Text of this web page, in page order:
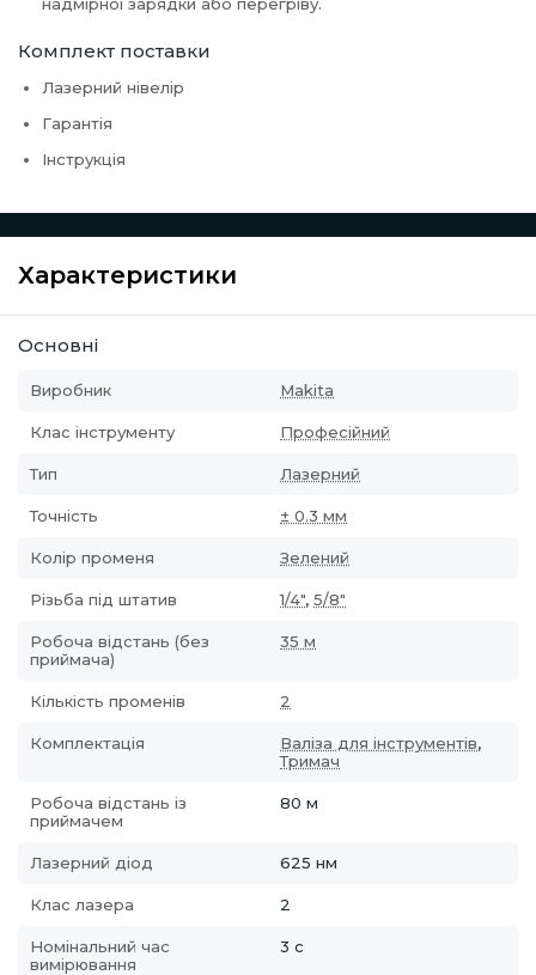
Комплект поставки
Лазерний нівелір
Гарантія
Інструкція
Характеристики
Основні
Виробник Makita
Клас інструменту Професійний
Тип Лазерний
Точність ± 0.3 мм
Колір променя Зелений
Різьба під штатив 1/4", 5/8"
Робоча відстань (без
приймача)
35 м
Кількість променів 2
Комплектація Валіза для інструментів,
Тримач
Робоча відстань із
приймачем
80 м
Лазерний діод 625 нм
Клас лазера 2
Номінальний час
вимірювання
3 с